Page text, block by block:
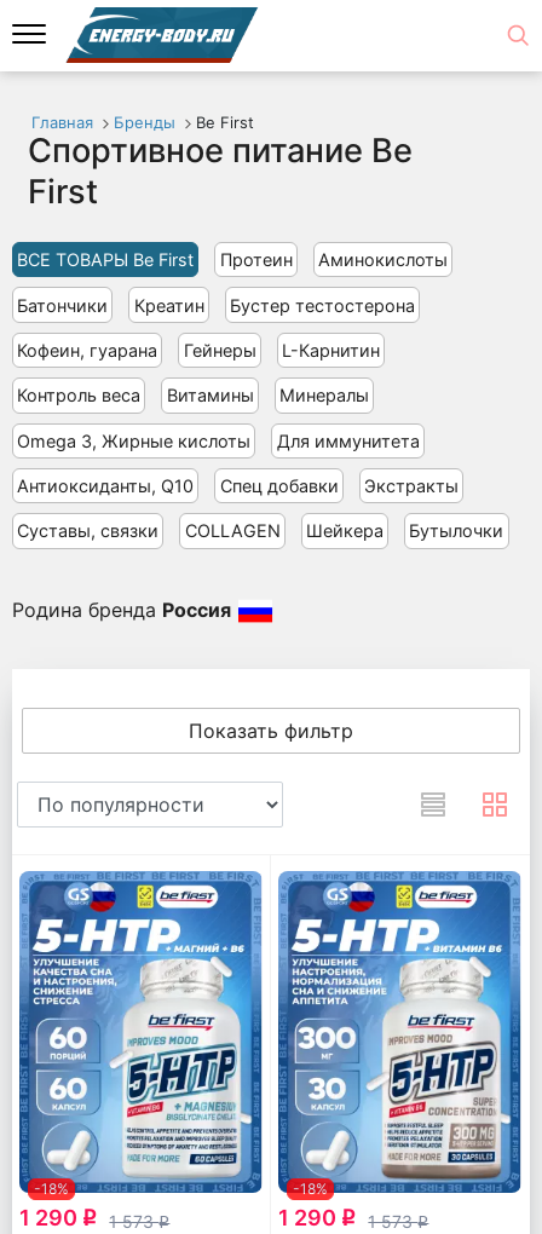
Главная Бренды Be First
Спортивное питание Be
First
ВСЕ ТОВАРЫ Be First Протеин Аминокислоты
Батончики Креатин Бустер тестостерона
Кофеин, гуарана Гейнеры L-Карнитин
Контроль веса Витамины Минералы
Omega 3, Жирные кислоты Для иммунитета
Антиоксиданты, Q10 Спец добавки Экстракты
Суставы, связки COLLAGEN Шейкера Бутылочки
Родина бренда Россия
Показать фильтр
-18%
1 290 q 1 573q
-18%
1 290 q 1 573q